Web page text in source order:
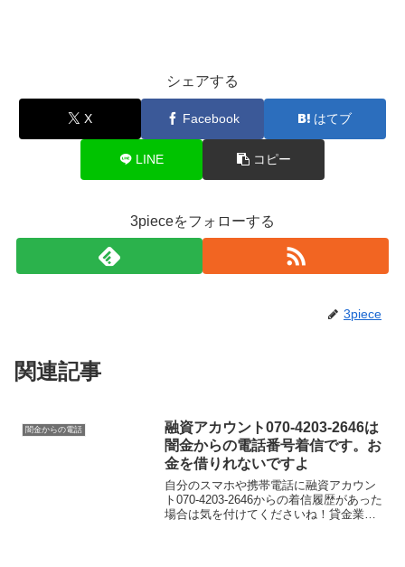
シェアする
X Facebook はてブ
LINE コピー
3pieceをフォローする
3piece
関連記事
闇金からの電話
融資アカウント070-4203-2646は
闇金からの電話番号着信です。お
金を借りれないですよ
自分のスマホや携帯電話に融資アカウン
ト070-4203-2646からの着信履歴があった
場合は気を付けてくださいね！貸金業登